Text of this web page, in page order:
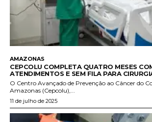
AMAZONAS
CEPCOLU COMPLETA QUATRO MESES
ATENDIMENTOS E SEM FILA PARA
O Centro Avançado de Prevenção ao Câncer do
Amazonas (Cepcolu),...
11 de julho de 2025